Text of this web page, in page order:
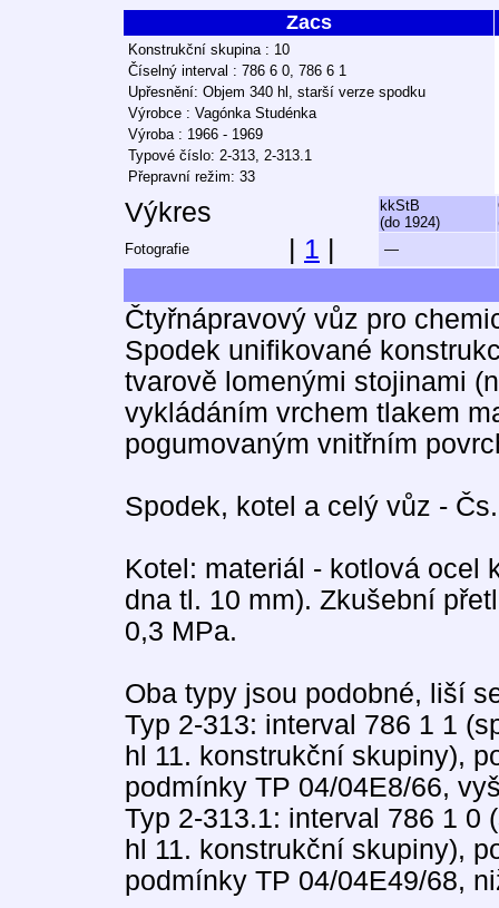
Zacs
Konstrukční skupina : 10
Číselný interval : 786 6 0, 786 6 1
Upřesnění: Objem 340 hl, starší verze spodku
Výrobce : Vagónka Studénka
Výroba : 1966 - 1969
Typové číslo: 2-313, 2-313.1
Přepravní režim: 33
Výkres
kkStB
(do 1924)
Fotografie
1 —
Čtyřnápravový vůz pro
Spodek unifikované
tvarově lomenými stojinami
vykládáním vrchem tlakem
pogumovaným vnitřním
Spodek, kotel a celý vůz -
Kotel: materiál - kotlová ocel
dna tl. 10 mm). Zkušební
0,3 MPa.
Oba typy jsou podobné, liší
Typ 2-313: interval 786 1 1
hl 11. konstrukční skupiny),
podmínky TP 04/04E8/66,
Typ 2-313.1: interval 786 1 0
hl 11. konstrukční skupiny),
podmínky TP 04/04E49/68,